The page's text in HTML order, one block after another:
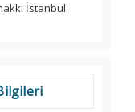
İstanbul